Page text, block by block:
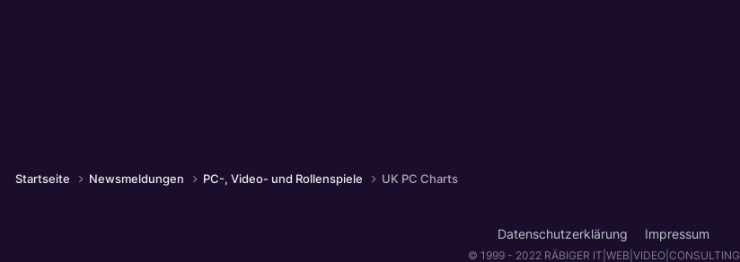
Startseite Newsmeldungen PC-, Video- und Rollenspiele UK PC Charts
Datenschutzerklärung Impressum
© 1999 - 2022 RÄBIGER IT|WEB|VIDEO|CONSULTING